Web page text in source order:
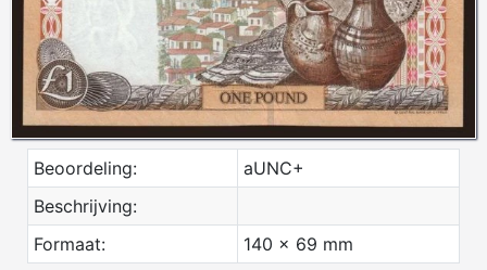
Beoordeling:
aUNC+
Beschrijving:
Formaat:
140 x 69 mm